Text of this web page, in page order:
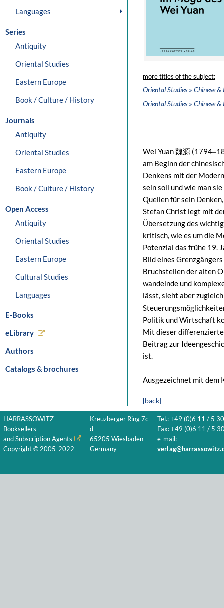
Languages
Series
Antiquity
Oriental Studies
Eastern Europe
Book / Culture / History
Journals
Antiquity
Oriental Studies
Eastern Europe
Book / Culture / History
Open Access
Antiquity
Oriental Studies
Eastern Europe
Cultural Studies
Languages
E-Books
eLibrary
Authors
Catalogs & brochures
more titles of the subject:
Oriental Studies» Chinese &
Oriental Studies» Chinese &
Wei Yuan 魏源
am Beginn der
Denkens mit der
sein soll und wie man
Quellen für sein
Stefan Christ legt mit
Übersetzung des
kritisch, wie es um die
Potenzial das frühe 19.
Bild eines
Bruchstellen der alten
wandelnde und
lässt, sieht aber
Politik und Wirtschaft
Mit dieser
Beitrag zur
ist.
Ausgezeichnet mit dem
[back]
HARRASSOWITZ
Booksellers
and Subscription Agents
Copyright © 2005-2022
Kreuzberger Ring 7c-
d
65205 Wiesbaden
Germany
Tel.: +49 (0)6 11 / 5
Fax: +49 (0)6 11 / 5
e-mail: